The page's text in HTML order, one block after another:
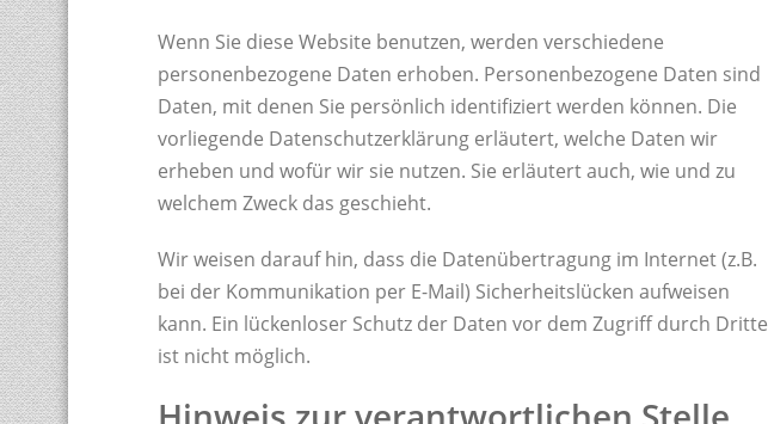
Wenn Sie diese Website benutzen, werden verschiedene
personenbezogene Daten erhoben. Personenbezogene Daten sind
Daten, mit denen Sie persönlich identifiziert werden können. Die
vorliegende Datenschutzerklärung erläutert, welche Daten wir
erheben und wofür wir sie nutzen. Sie erläutert auch, wie und zu
welchem Zweck das geschieht.
Wir weisen darauf hin, dass die Datenübertragung im Internet (z.B.
bei der Kommunikation per E-Mail) Sicherheitslücken aufweisen
kann. Ein lückenloser Schutz der Daten vor dem Zugriff durch Dritte
ist nicht möglich.